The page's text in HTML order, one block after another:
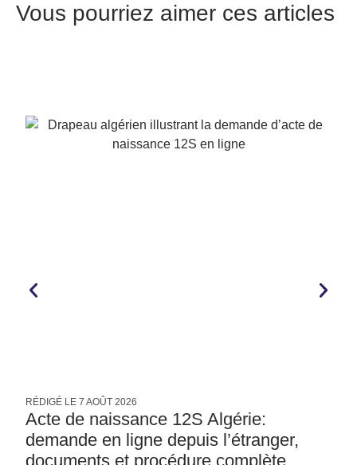
Vous pourriez aimer ces articles
RÉDIGÉ LE 7 AOÛT 2026
Acte de naissance 12S Algérie:
demande en ligne depuis l’étranger,
documents et procédure complète